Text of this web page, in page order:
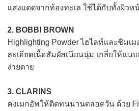
แสงแดดจากท้องทะเล ใช้ได้กับทั้งผิวห
2. BOBBI BROWN
Highlighting Powder ไฮไลท์และชิมเ
ละเอียดเนื้อสัมผัสเนียนนุ่ม เกลี่ยให้แน
ง่ายดาย
3. CLARINS
คงเมกอัพให้ติดทนนานตลอดวัน ด้วย